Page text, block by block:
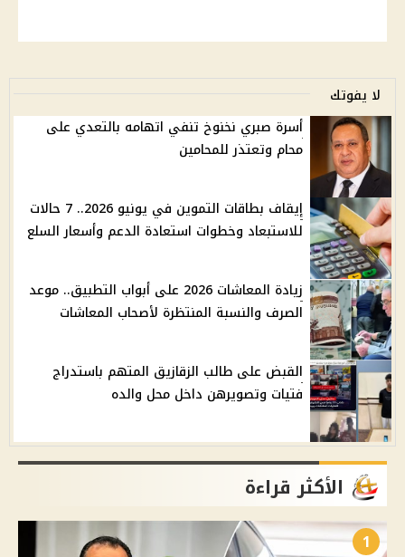
لا يفوتك
أسرة صبري نخنوخ تنفي اتهامه بالتعدي على
محام وتعتذر للمحامين
إيقاف بطاقات التموين في يونيو 2026.. 7 حالات
للاستبعاد وخطوات استعادة الدعم وأسعار السلع
زيادة المعاشات 2026 على أبواب التطبيق.. موعد
الصرف والنسبة المنتظرة لأصحاب المعاشات
القبض على طالب الزقازيق المتهم باستدراج
فتيات وتصويرهن داخل محل والده
الأكثر قراءة
1